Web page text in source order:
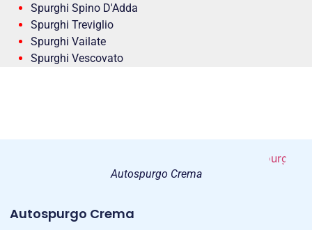
Spurghi Spino D'Adda
Spurghi Treviglio
Spurghi Vailate
Spurghi Vescovato
Autospurgo Crema
Autospurgo Crema